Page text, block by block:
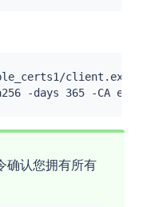
-days 365 -CA
确认您拥有所有